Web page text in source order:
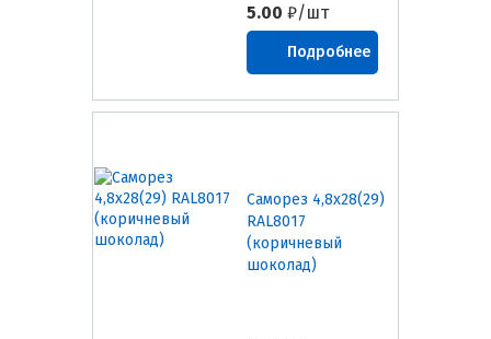
5.00 ₽/шт
Подробнее
Саморез 4,8х28(29)
RAL8017
(коричневый
шоколад)